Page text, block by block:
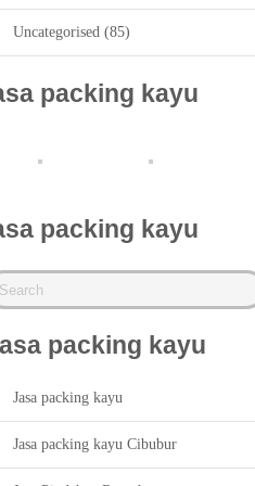
Uncategorised (85)
packing kayu
packing kayu
packing kayu
Jasa packing kayu
Jasa packing kayu Cibubur